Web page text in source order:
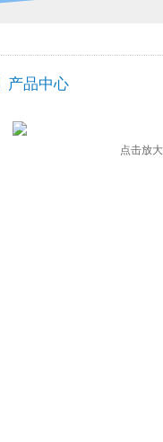
产品中心
点击放大